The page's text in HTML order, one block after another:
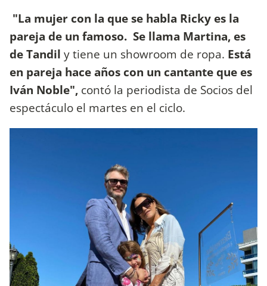
"La mujer con la que se habla Ricky es la
pareja de un famoso. Se llama Martina, es
de Tandil y tiene un showroom de ropa. Está
en pareja hace años con un cantante que es
Iván Noble", contó la periodista de Socios del
espectáculo el martes en el ciclo.